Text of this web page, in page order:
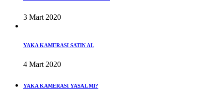
3 Mart 2020
YAKA KAMERASI SATIN AL
4 Mart 2020
YAKA KAMERASI YASAL MI?